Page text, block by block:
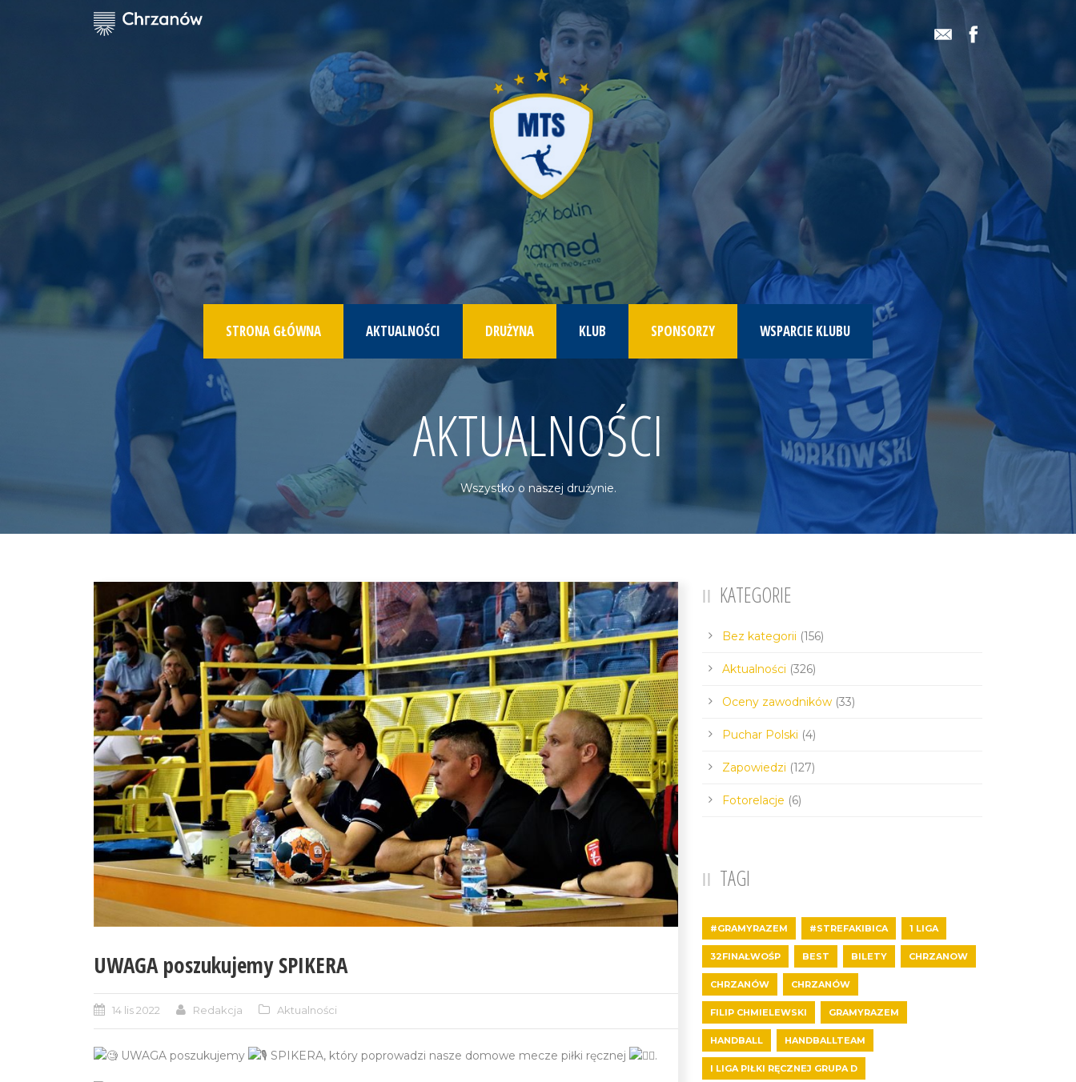
STRONA GŁÓWNA AKTUALNOŚCI DRUŻYNA KLUB SPONSORZY WSPARCIE KLUBU
AKTUALNOŚCI
Wszystko o naszej drużynie.
UWAGA poszukujemy SPIKERA
14 lis 2022 Redakcja Aktualności
UWAGA poszukujemy SPIKERA, który poprowadzi nasze domowe mecze piłki ręcznej .
KATEGORIE
Bez kategorii (156)
Aktualności (326)
Oceny zawodników (33)
Puchar Polski (4)
Zapowiedzi (127)
Fotorelacje (6)
TAGI
#GRAMYRAZEM #STREFAKIBICA 1 LIGA
32FINAŁWOŚP BEST BILETY CHRZANOW
CHRZANÓW CHRZANÓW
FILIP CHMIELEWSKI GRAMYRAZEM
HANDBALL HANDBALLTEAM
I LIGA PIŁKI RĘCZNEJ GRUPA D